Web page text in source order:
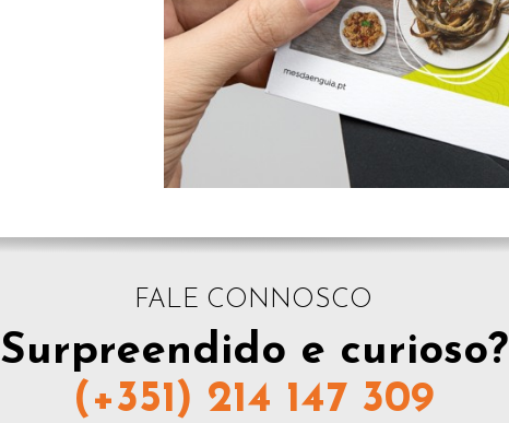
FALE CONNOSCO
Surpreendido e curioso?
(+351) 214 147 309